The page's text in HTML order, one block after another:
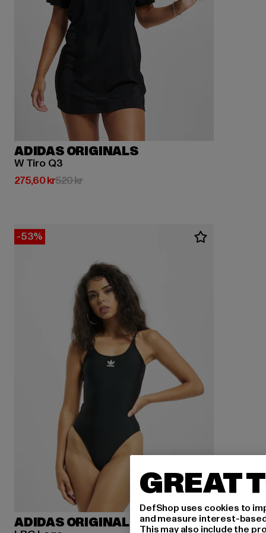
ADIDAS ORIGINALS
W Tiro Q3
275,60 kr
Nuvarande pris: 275,60 kr
520 krKampanjpris: 520 kr
-53%
ADIDAS ORIGINALS
GREAT
DefShop uses cookies to
and measure interest-
This may also include the